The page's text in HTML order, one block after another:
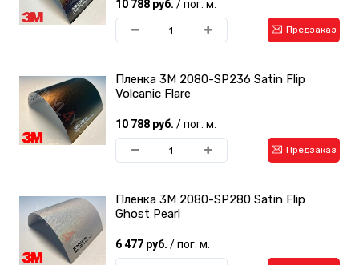
10 788 руб. / пог. м.
Предзаказ
Пленка 3M 2080-SP236 Satin Flip
Volcanic Flare
10 788 руб. / пог. м.
Предзаказ
Пленка 3M 2080-SP280 Satin Flip
Ghost Pearl
6 477 руб. / пог. м.